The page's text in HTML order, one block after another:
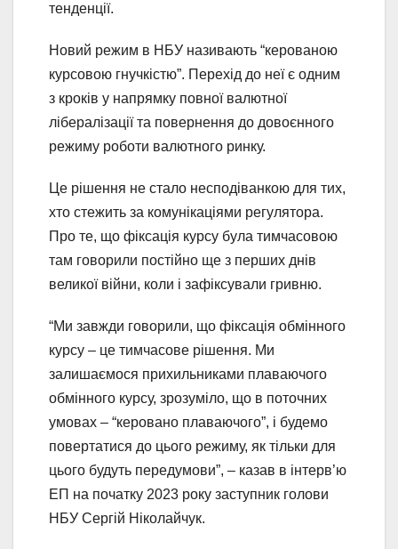
тенденції.
Новий режим в НБУ називають “керованою
курсовою гнучкістю”. Перехід до неї є одним
з кроків у напрямку повної валютної
лібералізації та повернення до довоєнного
режиму роботи валютного ринку.
Це рішення не стало несподіванкою для тих,
хто стежить за комунікаціями регулятора.
Про те, що фіксація курсу була тимчасовою
там говорили постійно ще з перших днів
великої війни, коли і зафіксували гривню.
“Ми завжди говорили, що фіксація обмінного
курсу – це тимчасове рішення. Ми
залишаємося прихильниками плаваючого
обмінного курсу, зрозуміло, що в поточних
умовах – “керовано плаваючого”, і будемо
повертатися до цього режиму, як тільки для
цього будуть передумови”, – казав в інтерв’ю
ЕП на початку 2023 року заступник голови
НБУ Сергій Ніколайчук.